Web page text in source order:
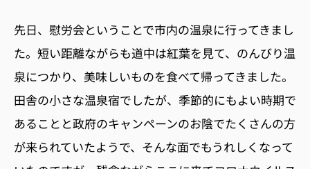
先日、慰労会ということで市内の温泉に行ってきまし
た。短い距離ながらも道中は紅葉を見て、のんびり温
泉につかり、美味しいものを食べて帰ってきました。
田舎の小さな温泉宿でしたが、季節的にもよい時期で
あることと政府のキャンペーンのお陰でたくさんの方
が来られていたようで、そんな面でもうれしくなって